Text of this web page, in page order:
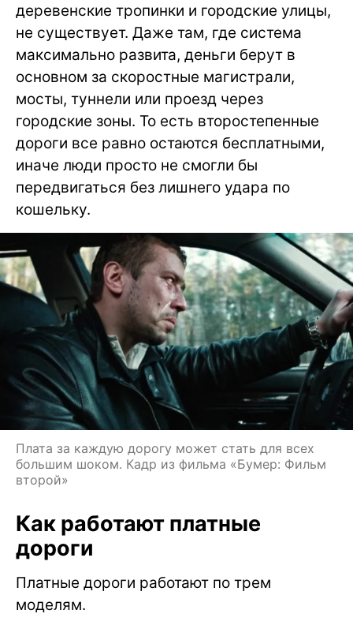
деревенские тропинки и городские улицы,
не существует. Даже там, где система
максимально развита, деньги берут в
основном за скоростные магистрали,
мосты, туннели или проезд через
городские зоны. То есть второстепенные
дороги все равно остаются бесплатными,
иначе люди просто не смогли бы
передвигаться без лишнего удара по
кошельку.
Плата за каждую дорогу может стать для всех
большим шоком. Кадр из фильма «Бумер: Фильм
второй»
Как работают платные
дороги
Платные дороги работают по трем
моделям.